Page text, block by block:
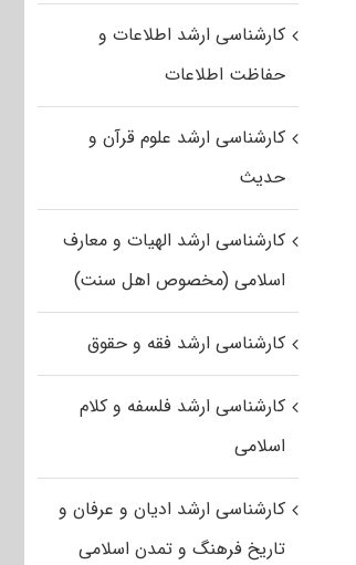
کارشناسی ارشد اطلاعات و
حفاظت اطلاعات
کارشناسی ارشد علوم قرآن و
حدیث
کارشناسی ارشد الهیات و معارف
اسلامی (مخصوص اهل سنت)
کارشناسی ارشد فقه و حقوق
کارشناسی ارشد فلسفه و کلام
اسلامی
کارشناسی ارشد ادیان و عرفان و
تاریخ فرهنگ و تمدن اسلامی